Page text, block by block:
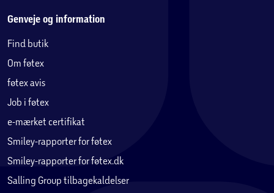
Genveje og information
Find butik
Om føtex
føtex avis
Job i føtex
e-mærket certifikat
Smiley-rapporter for føtex
Smiley-rapporter for føtex.dk
Salling Group tilbagekaldelser